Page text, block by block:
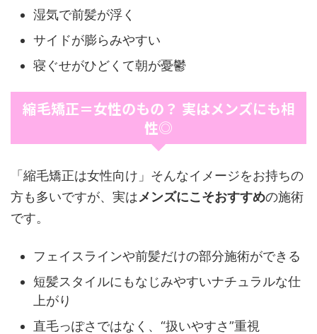
湿気で前髪が浮く
サイドが膨らみやすい
寝ぐせがひどくて朝が憂鬱
縮毛矯正＝女性のもの？ 実はメンズにも相
性◎
「縮毛矯正は女性向け」そんなイメージをお持ちの
方も多いですが、実はメンズにこそおすすめの施術
です。
フェイスラインや前髪だけの部分施術ができる
短髪スタイルにもなじみやすいナチュラルな仕
上がり
直毛っぽさではなく、“扱いやすさ”重視